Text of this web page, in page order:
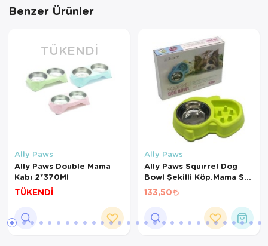
Benzer Ürünler
TÜKENDI
Ally Paws
Ally Paws Double Mama
Kabı 2*370Ml
TÜKENDİ
Ally Paws
Ally Paws Squırrel Dog
Bowl Şekilli Köp.Mama Su
Kabı
133,50